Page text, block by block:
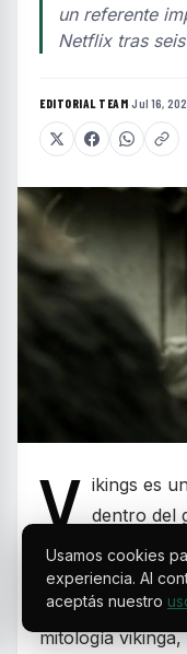
un referente
Netflix tras
EDITORIAL TEAM·Jul 16,
V ikings es
dentro del
una trama que
de 89 episodios.
Lothbrok, un
mitología
Usamos cookies
experiencia. Al
aceptás nuestro